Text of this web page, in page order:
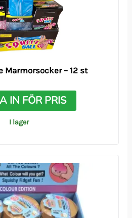
Marmorsocker – 12 st
IN FÖR PRIS
I lager